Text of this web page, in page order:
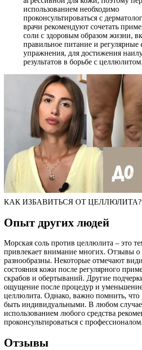
использованием необходимо
проконсультироваться с
врачи рекомендуют сочетать
соли с здоровым образом жизни,
правильное питание и регулярные
упражнения, для достижения
результатов в борьбе с целлюлитом.
КАК ИЗБАВИТЬСЯ ОТ
Опыт других людей
Морская соль против целлюлита – это
привлекает внимание многих. Отзывы о
разнообразны. Некоторые отмечают
состояния кожи после регулярного
скрабов и обертываний. Другие
ощущение после процедур и
целлюлита. Однако, важно помнить, что
быть индивидуальными. В любом
использованием любого средства
проконсультироваться с профессионалом.
Отзывы